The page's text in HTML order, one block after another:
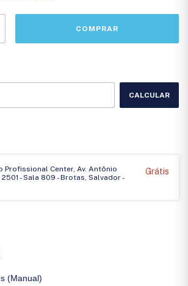
CALCULAR
Profissional Center, Av. Antônio
- Sala 809 - Brotas, Salvador -
Grátis
(Manual)